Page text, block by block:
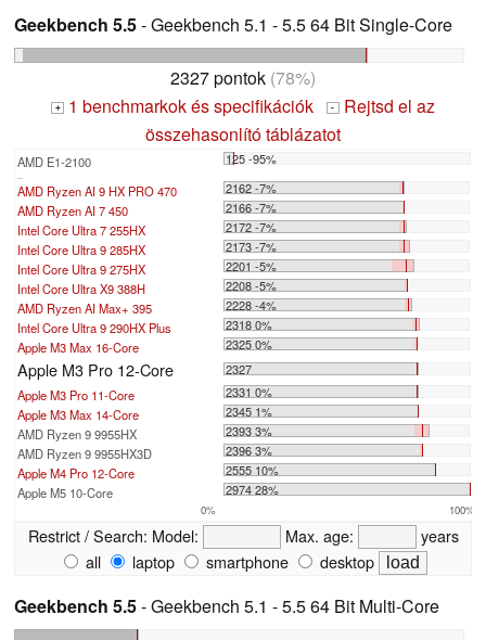
Geekbench 5.5- Geekbench 5.1 - 5.5 64 Bit Single-Core
2327 pontok (78%)
+ 1 benchmarkok és specifikációk - Rejtsd el az
összehasonlító táblázatot
AMD E1-2100 125 -95%
...
AMD Ryzen AI 9 HX PRO 470
2162 -7%
AMD Ryzen AI 7 450
2166 -7%
Intel Core Ultra 7 255HX
2172 -7%
Intel Core Ultra 9 285HX
2173 -7%
Intel Core Ultra 9 275HX
2201 -5%
Intel Core Ultra X9 388H
2208 -5%
AMD Ryzen AI Max+ 395
2228 -4%
Intel Core Ultra 9 290HX Plus
2318 0%
Apple M3 Max 16-Core
2325 0%
Apple M3 Pro 12-Core
2327
Apple M3 Pro 11-Core
2331 0%
Apple M3 Max 14-Core
2345 1%
AMD Ryzen 9 9955HX
2393 3%
AMD Ryzen 9 9955HX3D
2396 3%
Apple M4 Pro 12-Core
2555 10%
Apple M5 10-Core
2974 28%
0% 100%
Restrict / Search: Model: Max. age:
years
all
laptop smartphone desktop
Geekbench 5.5- Geekbench 5.1 - 5.5 64 Bit Multi-Core